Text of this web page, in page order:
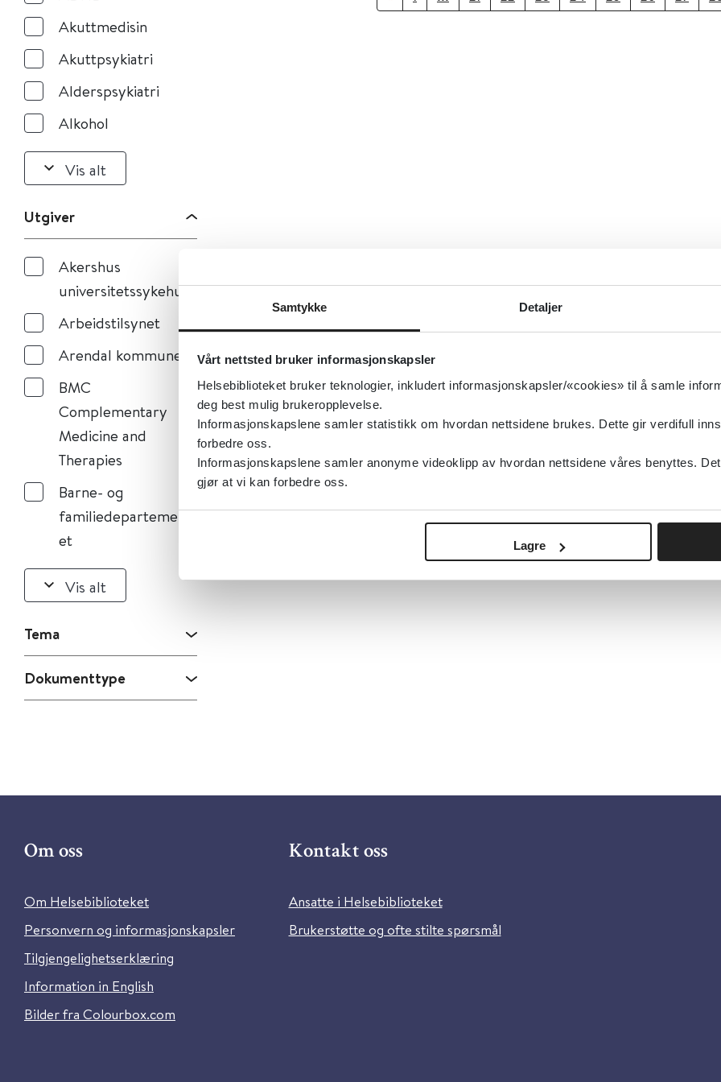
Samtykke Detaljer
Vårt nettsted bruker informasjonskapsler
Helsebiblioteket bruker teknologier, inkludert informasjonskapsler/«cookies» til å samle
deg best mulig brukeropplevelse.
Informasjonskapslene samler statistikk om hvordan nettsidene brukes. Dette gir verdifull
forbedre oss.
Informasjonskapslene samler anonyme videoklipp av hvordan nettsidene våres benyttes.
gjør at vi kan forbedre oss.
Lagre
Akuttmedisin
Akuttpsykiatri
Alderspsykiatri
Alkohol
Vis alt
Utgiver
Akershus
universitetssykehus
Arbeidstilsynet
Arendal kommune
BMC
Complementary
Medicine and
Therapies
Barne- og
familiedepartement
et
Vis alt
Tema
Dokumenttype
Om oss
Om Helsebiblioteket
Personvern og informasjonskapsler
Tilgjengelighetserklæring
Information in English
Bilder fra Colourbox.com
Kontakt oss
Ansatte i Helsebiblioteket
Brukerstøtte og ofte stilte spørsmål